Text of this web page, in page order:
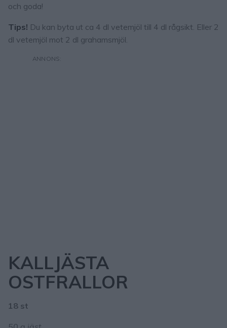
och goda!
Tips! Du kan byta ut ca 4 dl vetemjöl till 4 dl rågsikt. Eller 2
dl vetemjöl mot 2 dl grahamsmjöl.
KALLJÄSTA
OSTFRALLOR
18 st